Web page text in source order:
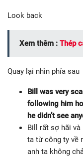
Look back
Xem thêm : Thép
Quay lại nhìn phía sau
Bill was very
following him
he didn’t see
Bill rất sợ hãi và
ta từ công ty về
anh ta không